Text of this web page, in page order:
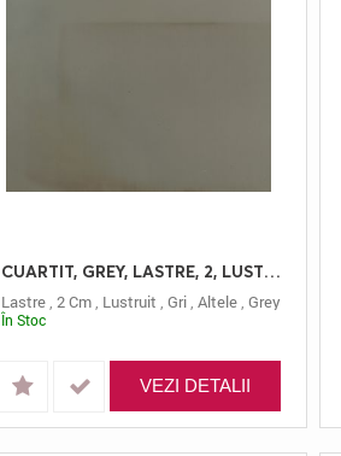
CUARTIT, GREY, LASTRE, 2, LUSTRUIT
Lastre, 2 Cm, Lustruit , Gri, Altele, Grey
În Stoc
VEZI DETALII